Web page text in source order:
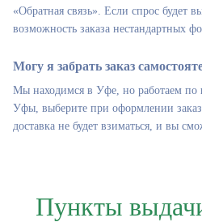
«Обратная связь». Если спрос будет
возможность заказа нестандартных
Могу я забрать заказ
Мы находимся в Уфе, но работаем по
Уфы, выберите при оформлении
доставка не будет взиматься, и вы
Пункты